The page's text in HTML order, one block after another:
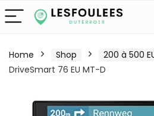
Home Shop 200 à 500
DriveSmart 76 EU MT-D